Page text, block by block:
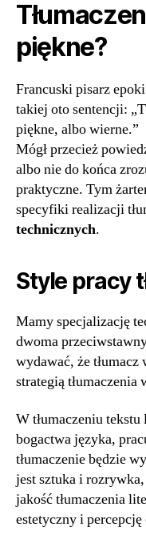
piękne?
Francuski pisarz
takiej oto sentencji:
piękne, albo wierne.”
Mógł przecież
albo nie do końca
praktyczne. Tym
specyfiki realizacji
technicznych.
Style pracy
Mamy specjalizację
dwoma
wydawać, że
strategią tłumaczenia
W tłumaczeniu
bogactwa języka,
tłumaczenie będzie
jest sztuka i
jakość tłumaczenia
estetyczny i